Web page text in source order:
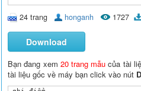
24 trang honganh 1727
Download
Bạn đang xem 20 trang mẫu của tài
tài liệu gốc về máy bạn click vào nút